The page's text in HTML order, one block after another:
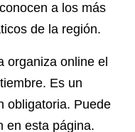
a los más
de la región.
organiza online el
Es un
obligatoria. Puede
en esta página.